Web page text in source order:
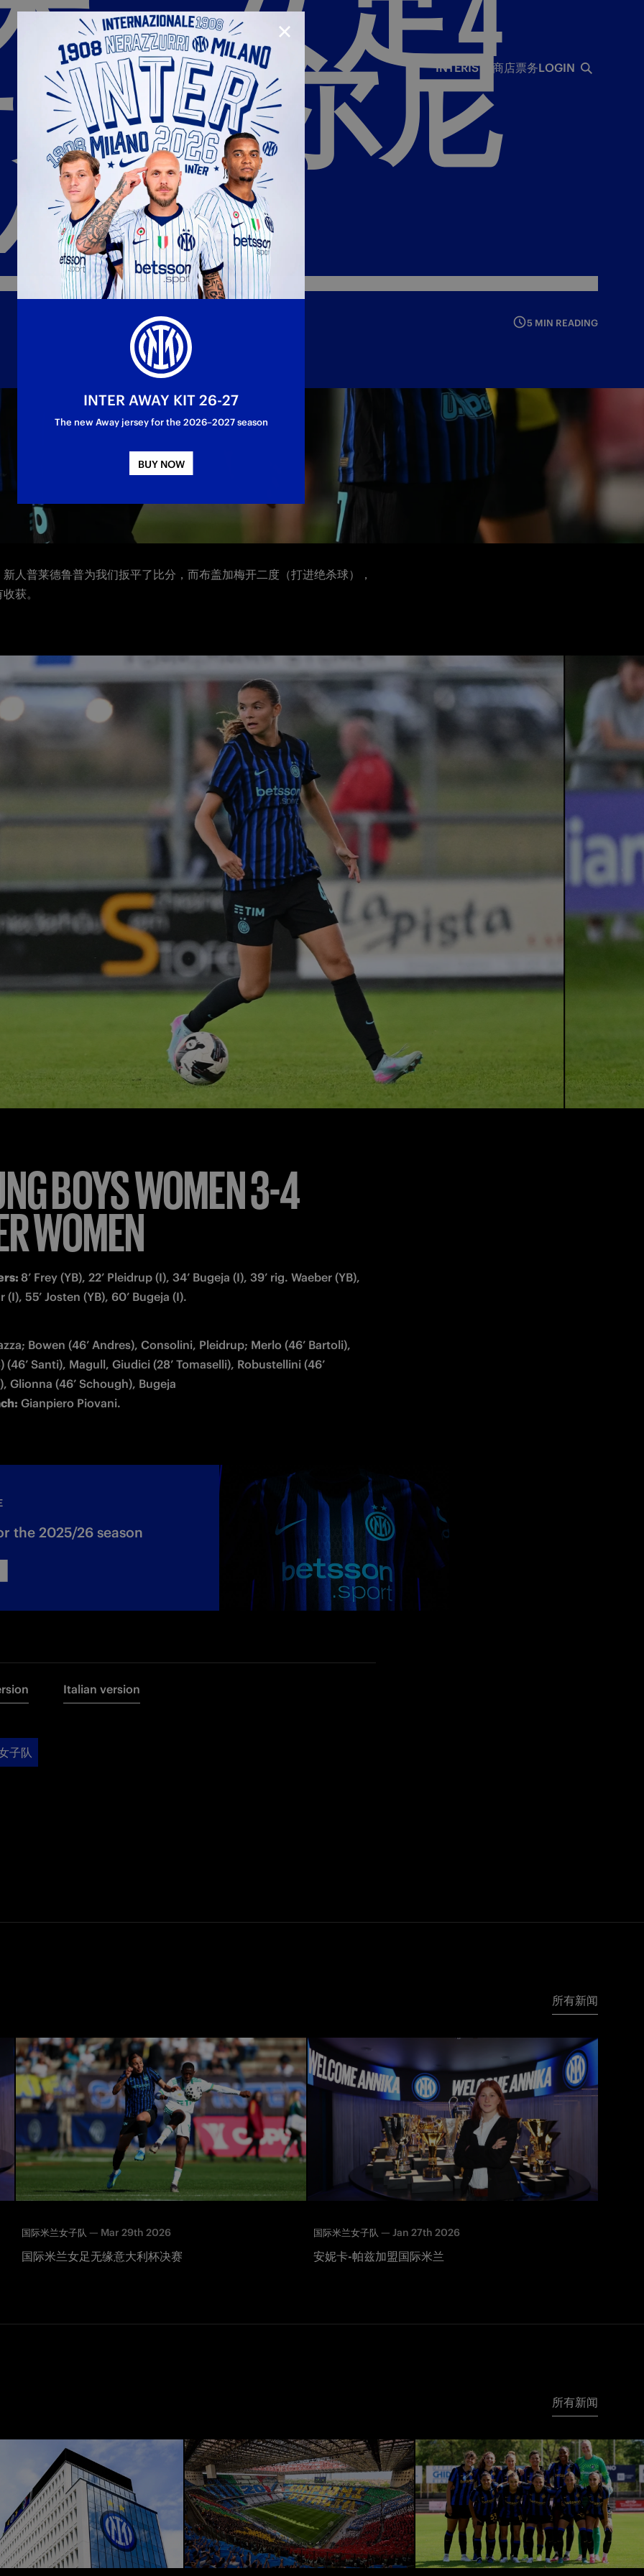
Youth sector
合作伙伴
国际米兰俱乐部
国际米兰青训学院
Matchday programme
INTERISTA 商店票务
Hospitality
Hospitality Virtual Tour
Away matches
Parking
LOGIN
伯尔尼
5 MIN READING
足在季前赛第一场热身赛中，4比3击败了伯尔尼年轻人女足，为新赛季取
人普莱德鲁普为我们扳平了比分，而布盖加梅开二度（打进绝杀球），
获。
BOYS WOMEN 3-4
WOMEN
8’ Frey (YB), 22’ Pleidrup (I), 34’ Bugeja (I), 39’ rig. Waeber (YB),
(I), 55’ Josten (YB), 60’ Bugeja (I).
Bowen (46’ Andres), Consolini, Pleidrup; Merlo (46’ Bartoli),
(46’ Santi), Magull, Giudici (28’ Tomaselli), Robustellini (46’
Gianpiero Piovani.
the 2025/26 season
Italian version
子队
所有新闻
国际米兰女子队 — Mar 29th 2026
国际米兰女足无缘意大利杯决赛
国际米兰女子队 — Jan 27th 2026
安妮卡-帕兹加盟国际米兰
所有新闻
CLOSE
INTER AWAY KIT 26-27
The new Away jersey for the 2026–2027 season
BUY NOW